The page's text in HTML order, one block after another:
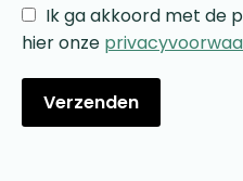
Ik ga akkoord met de
hier onze